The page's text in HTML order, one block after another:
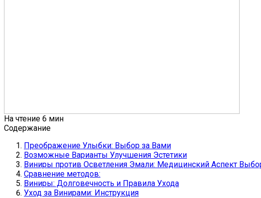
На чтение 6 мин
Содержание
Преображение Улыбки: Выбор за Вами
Возможные Варианты Улучшения Эстетики
Виниры против Осветления Эмали: Медицинский Аспект
Сравнение методов:
Виниры: Долговечность и Правила Ухода
Уход за Винирами: Инструкция